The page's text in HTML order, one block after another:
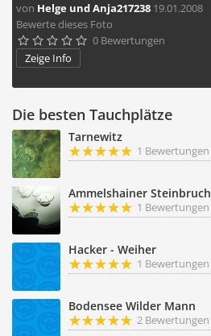
von Helge und Anja217238 19.01.2008
Bewerte dieses Foto
     0 Bewertungen
Zeige Info
Die besten Tauchplätze
Tarnewitz
1 Bewertungen
Ammelshainer Steinbruch
1 Bewertungen
Hacker - Weiher
1 Bewertungen
Bodensee Wilder Mann
2 Bewertungen